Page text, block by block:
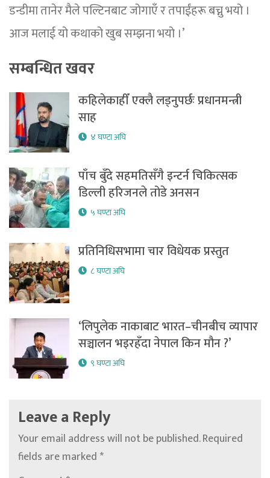
डन्डीमा तानेर मैले पल्टिनबाट जोगाएँ र तपाईंहरू बच्नु भयो ।
आज मलाई यो कथाको खुब सम्झना भयो ।’
सम्बन्धित खवर
कहिलेकाहीँ एक्लै लड्नुपर्छः प्रधानमन्त्री
साह
४ घण्टा अघि
पाँच बुँदे सहमतिसँगै इन्टर्न चिकित्सक
डिल्ली हरिजनले तोडे अनसन
५ घण्टा अघि
प्रतिनिधिसभामा चार विधेयक प्रस्तुत
८ घण्टा अघि
‘लिपुलेक नाकाबाट भारत–चीनबीच व्यापार
सञ्चालन भइरहँदा नेपाल किन मौन ?’
९ घण्टा अघि
Leave a Reply
Your email address will not be published.Required
fields are marked*